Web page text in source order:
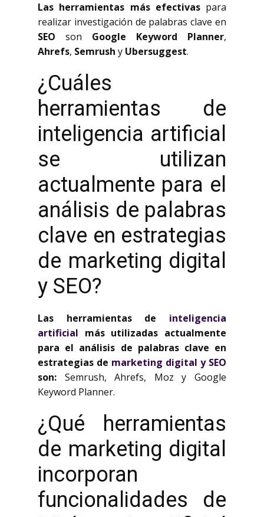
Las herramientas más efectivaspara
realizar investigación de palabras clave en
SEO son Google Keyword Planner,
Ahrefs, Semrush y Ubersuggest.
¿Cuáles
herramientas de
inteligencia artificial
se utilizan
actualmente para el
análisis de palabras
clave en estrategias
de marketing digital
y SEO?
Las herramientas de inteligencia
artificial más utilizadas actualmente
para el análisis de palabras clave en
estrategias de marketing digital y SEO
son: Semrush, Ahrefs, Moz y Google
Keyword Planner.
¿Qué herramientas
de marketing digital
incorporan
funcionalidades de